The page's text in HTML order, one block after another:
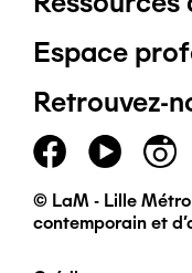
Pied
de
page
principal
Espace
Retrouvez-
© LaM - Lille
contemporain et